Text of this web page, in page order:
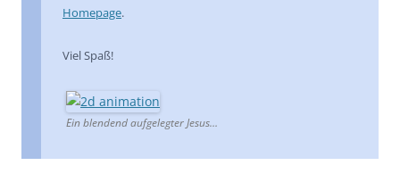
Homepage.
Viel Spaß!
Ein blendend aufgelegter Jesus…